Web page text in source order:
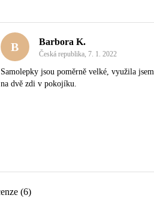
B Barbora K.
Česká republika, 7. 1. 2022
Samolepky jsou poměrně velké, využila jsem
na dvě zdi v pokojíku.
(6)